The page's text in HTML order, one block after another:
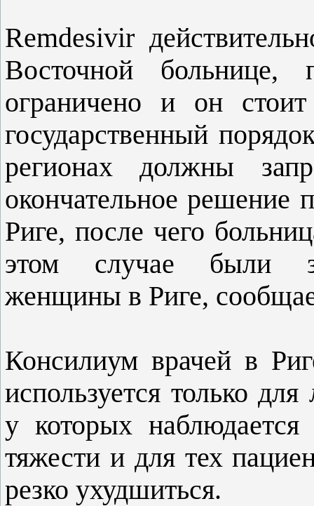
Remdesivir
Восточной больнице,
ограничено и он
государственный
регионах должны
окончательное решение
Риге, после чего
этом случае были
женщины в Риге,
Консилиум врачей в
используется только
у которых наблюдается
тяжести и для тех
резко ухудшиться.